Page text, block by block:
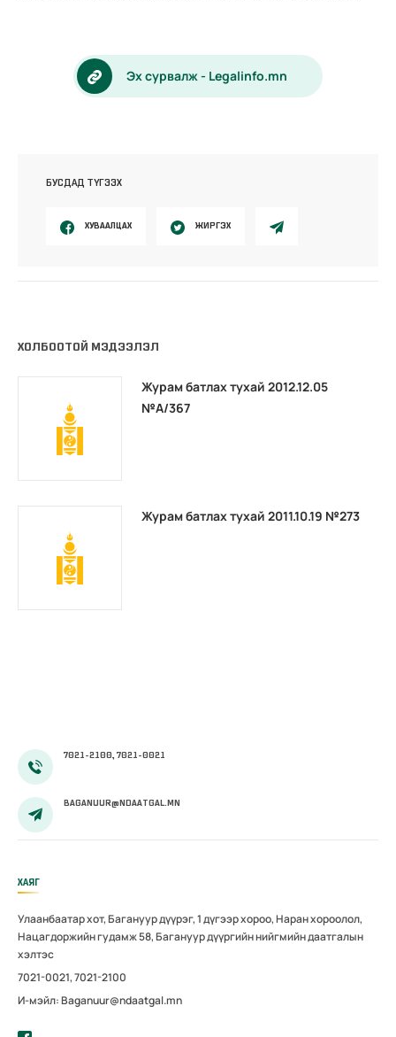
Эх сурвалж - Legalinfo.mn
БУСДАД ТҮГЭЭХ
ХУВААЛЦАХ ЖИРГЭХ
ХОЛБООТОЙ МЭДЭЭЛЭЛ
Журам батлах тухай 2012.12.05
№А/367
Журам батлах тухай 2011.10.19 №273
7021-2100, 7021-0021
BAGANUUR@NDAATGAL.MN
ХАЯГ
Улаанбаатар хот, Багануур дүүрэг, 1 дүгээр хороо, Наран хороолол,
Нацагдоржийн гудамж 58, Багануур дүүргийн нийгмийн даатгалын
хэлтэс
7021-0021, 7021-2100
И-мэйл: Baganuur@ndaatgal.mn